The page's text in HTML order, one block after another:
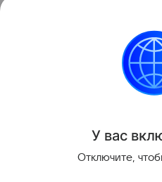
У вас
Отключите,